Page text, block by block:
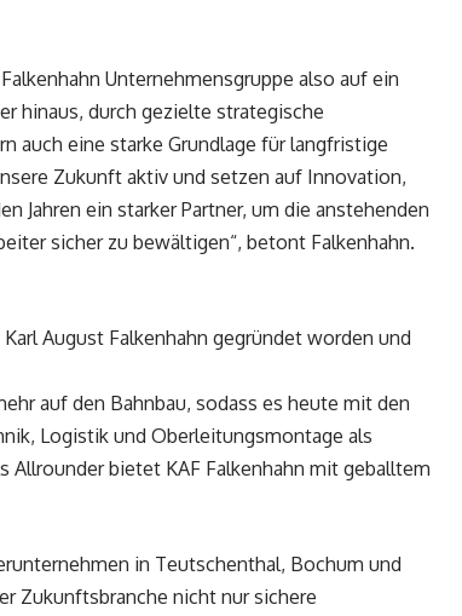
Unternehmensgruppe also auf ein
hinaus, durch gezielte strategische
auch eine starke Grundlage für langfristige
Zukunft aktiv und setzen auf Innovation,
Jahren ein starker Partner, um die anstehenden
sicher zu bewältigen“, betont Falkenhahn.
August Falkenhahn gegründet worden und
auf den Bahnbau, sodass es heute mit den
Logistik und Oberleitungsmontage als
Allrounder bietet KAF Falkenhahn mit geballtem
in Teutschenthal, Bochum und
Zukunftsbranche nicht nur sichere